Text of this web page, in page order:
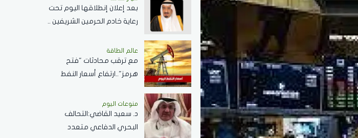
بعد إعلان إنطلاقها اليوم تحت
رعاية خادم الحرمين الشريفين ..
مسابقة الملك عبدالعزيز
الدولية لحفظ القرآن الكريم
عالم الطاقة
مع ترقب محادثات "فتح
هرمز"..ارتفاع أسعار النفط
دولارًا للبرميل
منوعات اليوم
د. سعيد القاضي:التحالف
البحري الدفاعي متعدد